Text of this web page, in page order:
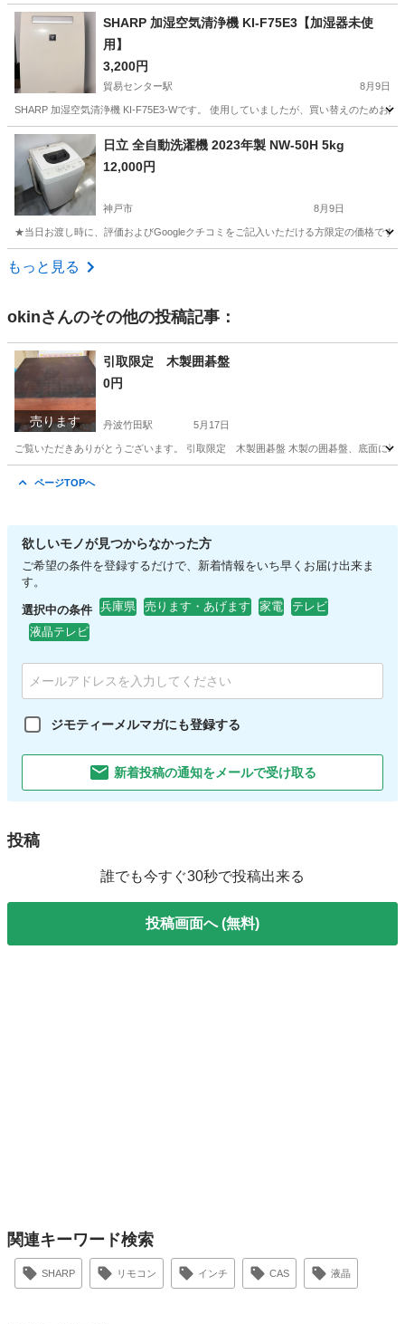
兵庫 加古川市 別府駅 生活家電
SHARP 加湿空気清浄機 KI-F75E3【加湿器未使
用】
3,200円
貿易センター駅 8月9日
SHARP 加湿空気清浄機 KI-F75E3-Wです。 使用していましたが、買い替えのためお
兵庫 神戸市 貿易センター駅 季節、空調家電
日立 全自動洗濯機 2023年製 NW-50H 5kg
12,000円
神戸市 8月9日
★当日お渡し時に、評価およびGoogleクチコミをご記入いただける方限定の価格です
兵庫 神戸市
もっと見る
okinさんのその他の投稿記事：
売ります
引取限定 木製囲碁盤
0円
丹波竹田駅 5月17日
ご覧いただきありがとうございます。 引取限定 木製囲碁盤 木製の囲碁盤、底面に
ページTOPへ
欲しいモノが見つからなかった方
ご希望の条件を登録するだけで、新着情報をいち早くお届け出来ま
す。
選択中の条件 兵庫県 売ります・あげます 家電
テレビ
液晶テレビ
ジモティーメルマガにも登録する
新着投稿の通知をメールで受け取る
投稿
誰でも今すぐ30秒で投稿出来る
投稿画面へ (無料)
関連キーワード検索
SHARP リモコン インチ CAS 液晶